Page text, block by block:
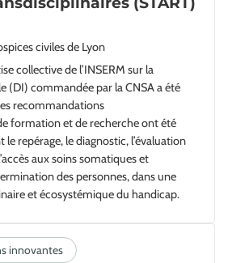
civiles de Lyon
collective de l’INSERM sur la
(DI) commandée par la CNSA a été
recommandations
formation et de recherche ont été
repérage, le diagnostic, l’évaluation
aux soins somatiques et
des personnes, dans une
et écosystémique du handicap.